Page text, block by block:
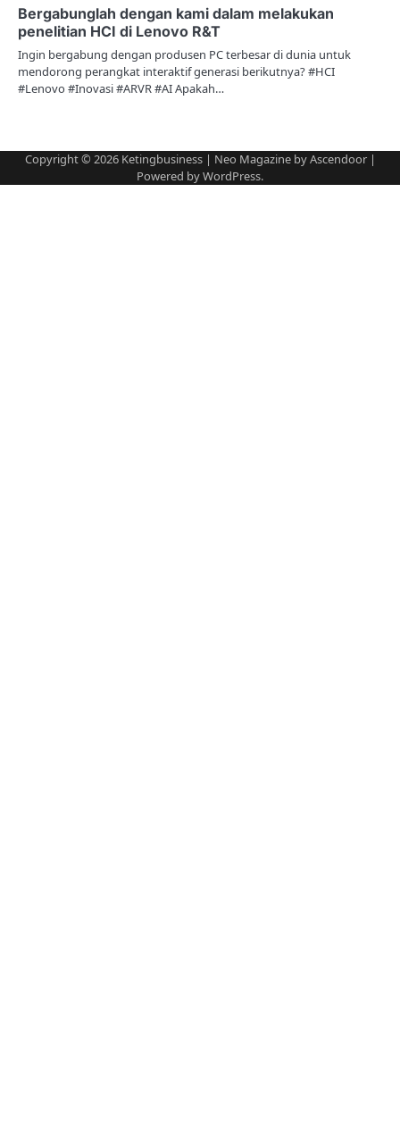
Bergabunglah dengan kami dalam melakukan
penelitian HCI di Lenovo R&T
Ingin bergabung dengan produsen PC terbesar di dunia untuk
mendorong perangkat interaktif generasi berikutnya? #HCI
#Lenovo #Inovasi #ARVR #AI Apakah…
Copyright © 2026 Ketingbusiness| Neo Magazine byAscendoor|
Powered byWordPress.